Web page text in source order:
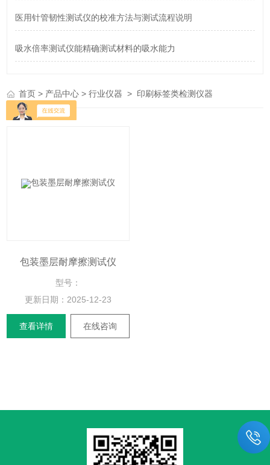
医用针管韧性测试仪的校准方法与测试流程说明
吸水倍率测试仪能精确测试材料的吸水能力
首页 > 产品中心 >行业仪器 > 印刷标签类检测仪器
包装墨层耐摩擦测试仪
型号：
更新日期： 2025-12-23
查看详情 在线咨询